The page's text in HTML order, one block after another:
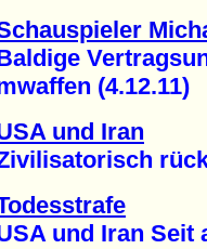
(4.12.11)
und Iran
und Iran Seit